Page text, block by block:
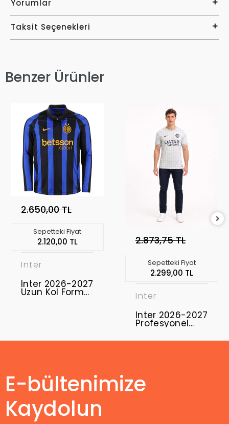
Yorumlar
Taksit Seçenekleri
Benzer Ürünler
2.650,00 TL
Sepetteki Fiyat
2.120,00 TL
Inter
Inter 2026-2027
Uzun Kol Forma
2.873,75 TL
Sepetteki Fiyat
2.299,00 TL
Inter
Inter 2026-2027
Profesyonel
Concept
Forması INT-01
E-bültenimize
Kaydolun